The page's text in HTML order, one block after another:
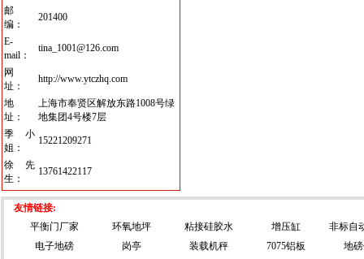
邮
编：
201400
E-
mail：
tina_1001@126.com
网
址：
http://www.ytczhq.com
地
址：
上海市奉贤区解放东路1008号绿
地集团4号楼7层
季小
姐：
15221209271
徐先
生：
13761422117
友情链接:
平衡门厂家
环氧地坪 粘接硅胶水 增压缸
非标自
电子地磅
岗亭 装载机秤 7075铝板 地